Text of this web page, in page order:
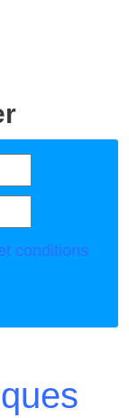
conditions